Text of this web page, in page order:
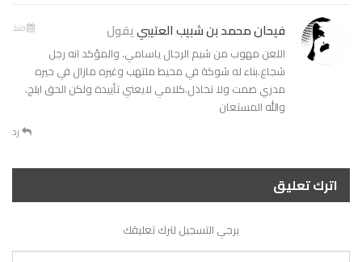
فيحان محمد بن شبيب العتيبييقول منذ
اللعن مهوب من شيم الرجال ياسامي. والمؤكد انه رجل
شجاع.بناء له شوكة في محيط ملتهب وغيره مازال في حيره
مدري صمت ولا تخاذل.كلامي لايعني تأييدة ولكن الحق ابلج.
والله المستعان
رد
اترك تعليق
يرجي التسجيل لترك تعليقك